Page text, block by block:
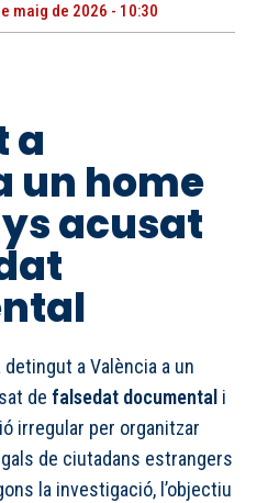
maig de 2026 - 10:30
a
un home
acusat
a València a un
de falsedat documental i
irregular per organitzar
de ciutadans estrangers
la investigació, l’objectiu